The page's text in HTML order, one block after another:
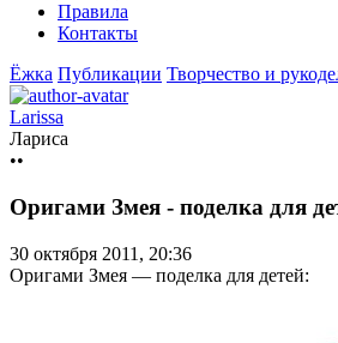
Правила
Контакты
Ёжка Публикации Творчество и
Larissa
Лариса
••
Оригами Змея - поделка для
30 октября 2011, 20:36
Оригами Змея — поделка для детей: